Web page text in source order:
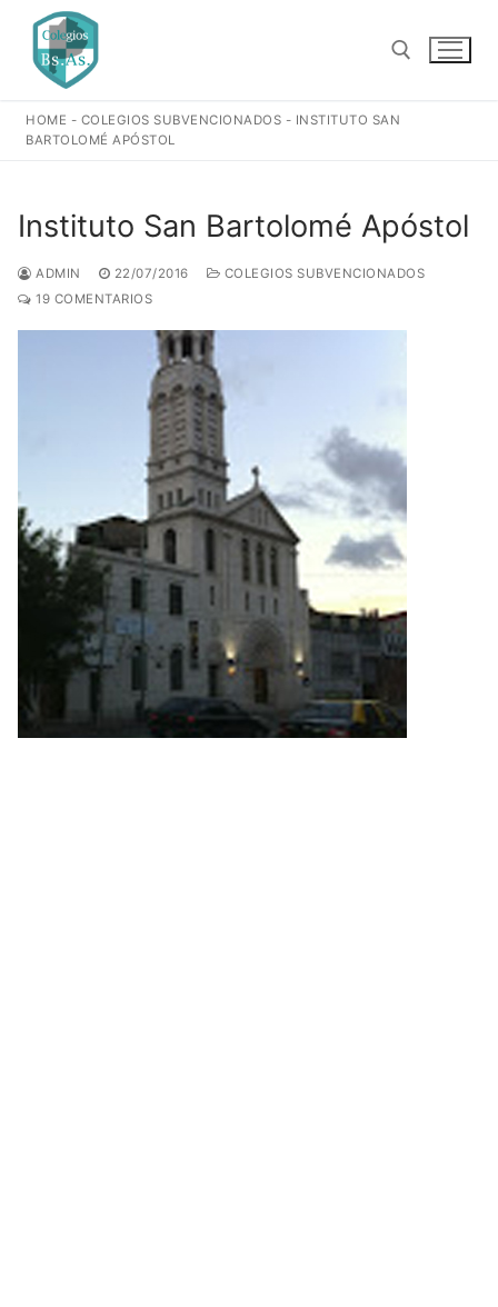
contenido
HOME - COLEGIOS SUBVENCIONADOS - INSTITUTO SAN
BARTOLOMÉ APÓSTOL
Instituto San Bartolomé Apóstol
ADMIN 22/07/2016
COLEGIOS SUBVENCIONADOS
19 COMENTARIOS